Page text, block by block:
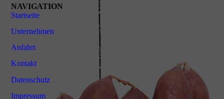
NAVIGATION
Startseite
Unternehmen
Anfahrt
Kontakt
Daten­schutz
Impressum